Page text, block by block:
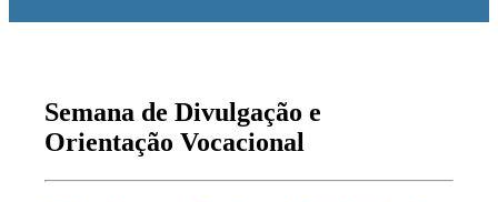
Semana de Divulgação e
Orientação Vocacional